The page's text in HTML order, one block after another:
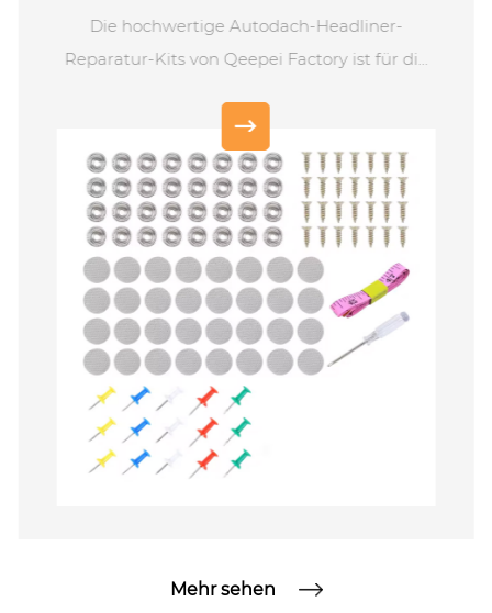
Autodach-Headliner-
Factory ist für die
Set enthält eine Vielzahl
Deckenfixenteilen,
Schrauben, Messband
um Ihre
bei der
Autos zu erfüllen.
Die
Deckenclips des
Innenraum Ihres
ursprünglichen
Clips dienen zur
Mehr sehen